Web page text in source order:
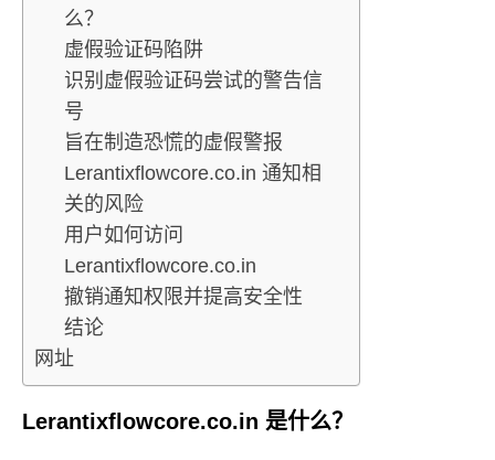
么？
虚假验证码陷阱
识别虚假验证码尝试的警告信
号
旨在制造恐慌的虚假警报
Lerantixflowcore.co.in 通知相
关的风险
用户如何访问
Lerantixflowcore.co.in
撤销通知权限并提高安全性
结论
网址
Lerantixflowcore.co.in 是什么？